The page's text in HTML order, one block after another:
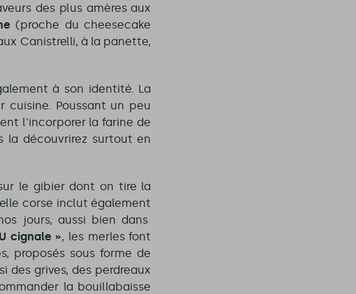
des plus amères aux
(proche du cheesecake
Canistrelli, à la panette,
à son identité. La
cuisine. Poussant un peu
l'incorporer la farine de
la découvrirez surtout en
le gibier dont on tire la
corse inclut également
jours, aussi bien dans
cignale », les merles font
proposés sous forme de
des grives, des perdreaux
la bouillabaisse